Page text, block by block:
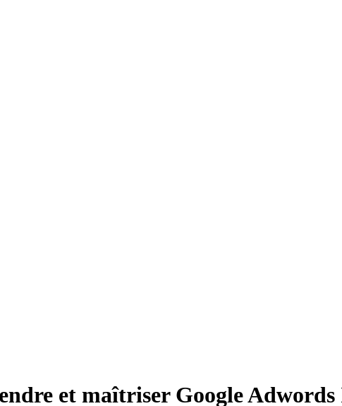
et maîtriser Google